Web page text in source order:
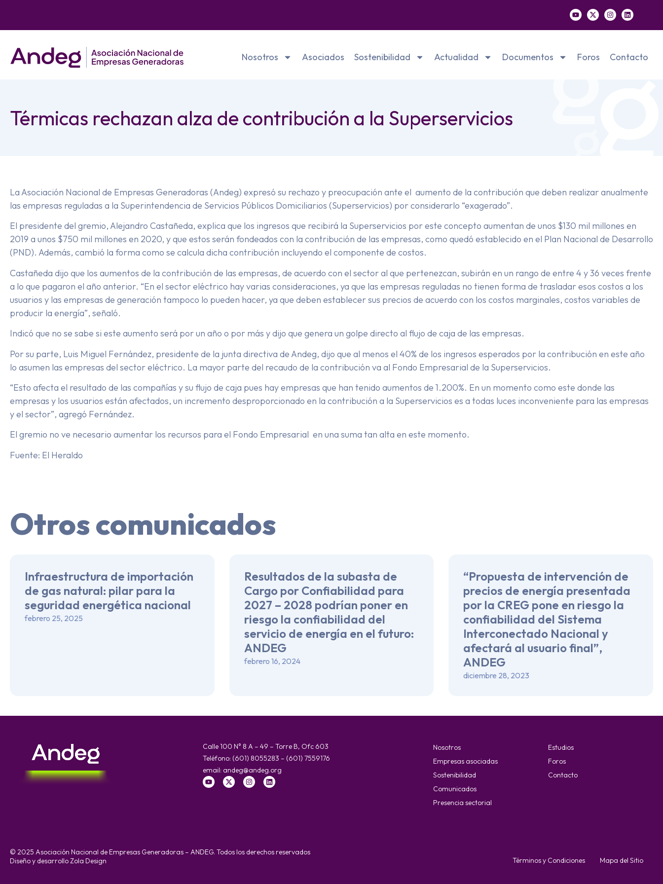
Nosotros Asociados Sostenibilidad Actualidad Documentos Foros Contacto
Térmicas rechazan alza de contribución a la Superservicios
La Asociación Nacional de Empresas Generadoras (Andeg) expresó su rechazo y preocupación ante el aumento de la contribución que deben realizar anualmente
las empresas reguladas a la Superintendencia de Servicios Públicos Domiciliarios (Superservicios) por considerarlo “exagerado”.
El presidente del gremio, Alejandro Castañeda, explica que los ingresos que recibirá la Superservicios por este concepto aumentan de unos $130 mil millones en
2019 a unos $750 mil millones en 2020, y que estos serán fondeados con la contribución de las empresas, como quedó establecido en el Plan Nacional de Desarrollo
(PND). Además, cambió la forma como se calcula dicha contribución incluyendo el componente de costos.
Castañeda dijo que los aumentos de la contribución de las empresas, de acuerdo con el sector al que pertenezcan, subirán en un rango de entre 4 y 36 veces frente
a lo que pagaron el año anterior. “En el sector eléctrico hay varias consideraciones, ya que las empresas reguladas no tienen forma de trasladar esos costos a los
usuarios y las empresas de generación tampoco lo pueden hacer, ya que deben establecer sus precios de acuerdo con los costos marginales, costos variables de
producir la energía”, señaló.
Indicó que no se sabe si este aumento será por un año o por más y dijo que genera un golpe directo al flujo de caja de las empresas.
Por su parte, Luis Miguel Fernández, presidente de la junta directiva de Andeg, dijo que al menos el 40% de los ingresos esperados por la contribución en este año
lo asumen las empresas del sector eléctrico. La mayor parte del recaudo de la contribución va al Fondo Empresarial de la Superservicios.
“Esto afecta el resultado de las compañías y su flujo de caja pues hay empresas que han tenido aumentos de 1.200%. En un momento como este donde las
empresas y los usuarios están afectados, un incremento desproporcionado en la contribución a la Superservicios es a todas luces inconveniente para las empresas
y el sector”, agregó Fernández.
El gremio no ve necesario aumentar los recursos para el Fondo Empresarial en una suma tan alta en este momento.
Fuente: El Heraldo
Otros comunicados
Infraestructura de importación
de gas natural: pilar para la
seguridad energética nacional
febrero 25, 2025
Resultados de la subasta de
Cargo por Confiabilidad para
2027 – 2028 podrían poner en
riesgo la confiabilidad del
servicio de energía en el futuro:
ANDEG
febrero 16, 2024
“Propuesta de intervención de
precios de energía presentada
por la CREG pone en riesgo la
confiabilidad del Sistema
Interconectado Nacional y
afectará al usuario final”,
ANDEG
diciembre 28, 2023
Calle 100 N° 8 A – 49 – Torre B, Ofc 603
Teléfono: (601) 8055283 – (601) 7559176
email: andeg@andeg.org
Nosotros
Empresas asociadas
Sostenibilidad
Comunicados
Presencia sectorial
Estudios
Foros
Contacto
© 2025 Asociación Nacional de Empresas Generadoras – ANDEG. Todos los derechos reservados
Diseño y desarrollo Zola Design
Términos y Condiciones Mapa del Sitio